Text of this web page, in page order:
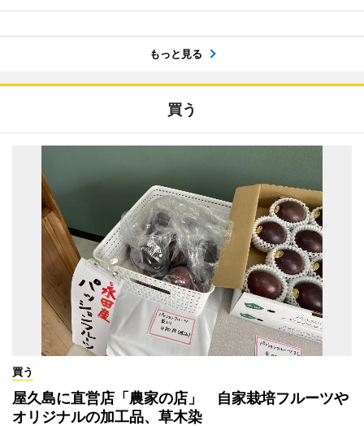
もっと見る
買う
買う
屋久島に直営店「農家の店」 自家栽培フルーツや
オリジナルの加工品、草木染